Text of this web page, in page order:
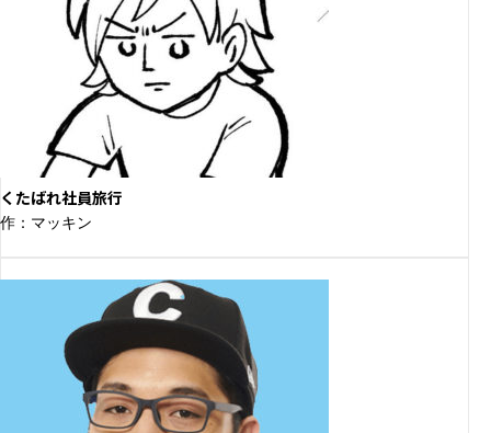
くたばれ社員旅行
作：マッキン